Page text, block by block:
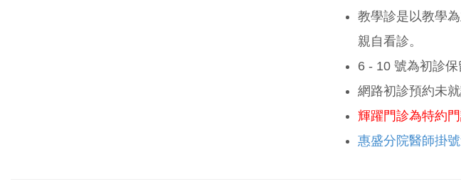
教學診是以教學
親自看診。
6 - 10 號為初診保
網路初診預約未
輝躍門診為特約
惠盛分院醫師掛